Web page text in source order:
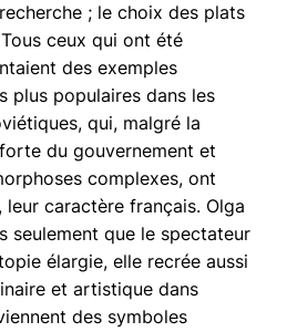
; le choix des plats
ceux qui ont été
des exemples
plus populaires dans les
qui, malgré la
du gouvernement et
complexes, ont
caractère français. Olga
seulement que le spectateur
élargie, elle recrée aussi
et artistique dans
des symboles